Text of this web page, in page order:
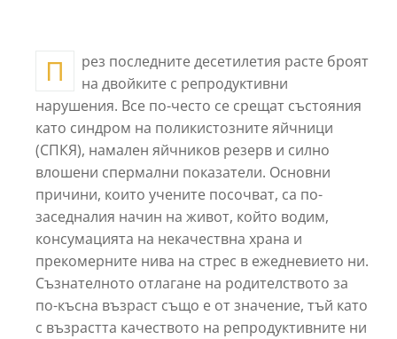
През последните десетилетия расте броят
на двойките с репродуктивни
нарушения. Все по-често се срещат състояния
като синдром на поликистозните яйчници
(СПКЯ), намален яйчников резерв и силно
влошени спермални показатели. Основни
причини, които учените посочват, са по-
заседналия начин на живот, който водим,
консумацията на некачествна храна и
прекомерните нива на стрес в ежедневието ни.
Съзнателното отлагане на родителството за
по-късна възраст също е от значение, тъй като
с възрастта качеството на репродуктивните ни